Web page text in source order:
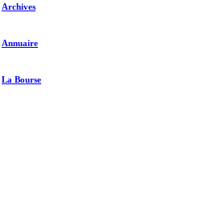
Archives
Annuaire
La Bourse